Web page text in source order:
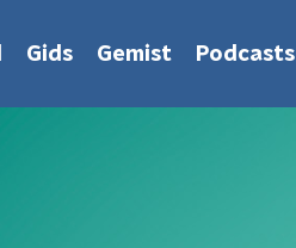
Gids Gemist Podcasts